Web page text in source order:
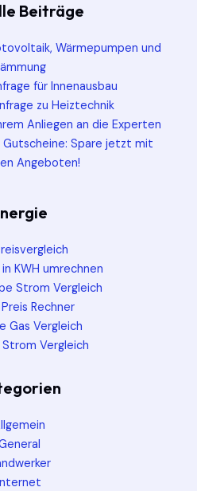
Beiträge
Wärmepumpen und
für Innenausbau
zu Heiztechnik
Anliegen an die Experten
Gutscheine: Spare jetzt mit
Angeboten!
KWH umrechnen
Strom Vergleich
Rechner
Gas Vergleich
Vergleich